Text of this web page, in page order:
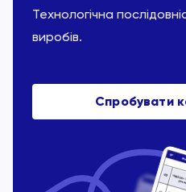
Технологічна
виробів.
Спробувати